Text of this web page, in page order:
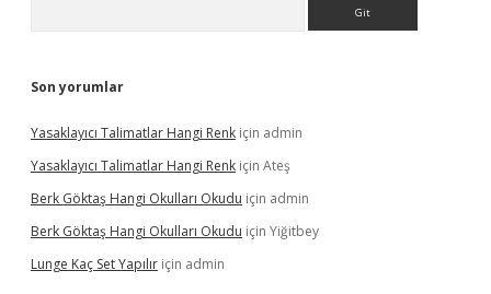
Son yorumlar
Yasaklayıcı Talimatlar Hangi Renk için admin
Yasaklayıcı Talimatlar Hangi Renk için Ateş
Berk Göktaş Hangi Okulları Okudu için admin
Berk Göktaş Hangi Okulları Okudu için Yiğitbey
Lunge Kaç Set Yapılır için admin